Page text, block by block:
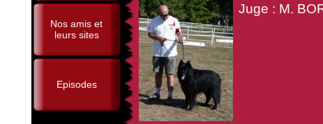
Nos amis et
leurs sites
Episodes
Juge : M.